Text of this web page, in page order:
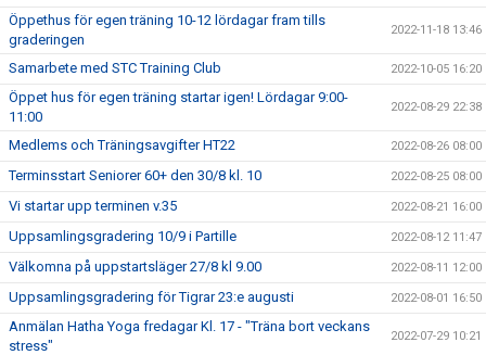
Öppethus för egen träning 10-12 lördagar fram tills
graderingen
2022-11-18 13:46
Samarbete med STC Training Club 2022-10-05 16:20
Öppet hus för egen träning startar igen! Lördagar 9:00-
11:00
2022-08-29 22:38
Medlems och Träningsavgifter HT22 2022-08-26 08:00
Terminsstart Seniorer 60+ den 30/8 kl. 10 2022-08-25 08:00
Vi startar upp terminen v.35 2022-08-21 16:00
Uppsamlingsgradering 10/9 i Partille 2022-08-12 11:47
Välkomna på uppstartsläger 27/8 kl 9.00 2022-08-11 12:00
Uppsamlingsgradering för Tigrar 23:e augusti 2022-08-01 16:50
Anmälan Hatha Yoga fredagar Kl. 17 - "Träna bort veckans
stress"
2022-07-29 10:21